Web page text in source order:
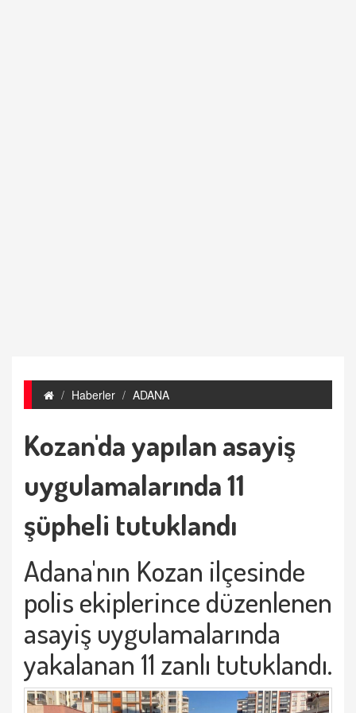
Haberler ADANA
Kozan'da yapılan asayiş
uygulamalarında 11
şüpheli tutuklandı
Adana'nın Kozan ilçesinde
polis ekiplerince düzenlenen
asayiş uygulamalarında
yakalanan 11 zanlı tutuklandı.